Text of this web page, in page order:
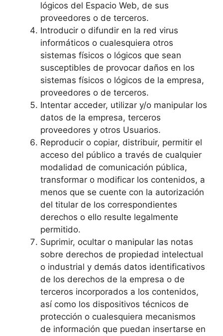
lógicos del Espacio Web, de sus
proveedores o de terceros.
Introducir o difundir en la red virus
informáticos o cualesquiera otros
sistemas físicos o lógicos que sean
susceptibles de provocar daños en los
sistemas físicos o lógicos de la empresa,
proveedores o de terceros.
Intentar acceder, utilizar y/o manipular los
datos de la empresa, terceros
proveedores y otros Usuarios.
Reproducir o copiar, distribuir, permitir el
acceso del público a través de cualquier
modalidad de comunicación pública,
transformar o modificar los contenidos, a
menos que se cuente con la autorización
del titular de los correspondientes
derechos o ello resulte legalmente
permitido.
Suprimir, ocultar o manipular las notas
sobre derechos de propiedad intelectual
o industrial y demás datos identificativos
de los derechos de la empresa o de
terceros incorporados a los contenidos,
así como los dispositivos técnicos de
protección o cualesquiera mecanismos
de información que puedan insertarse en